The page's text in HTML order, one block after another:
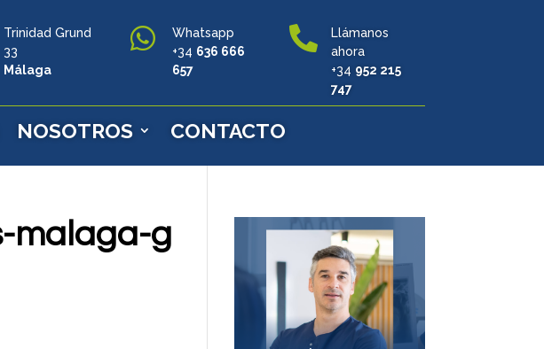
Trinidad Grund
33
Málaga

Whatsapp
+34 636 666
657

Llámanos
ahora
+34 952 215
747
NOSOTROS CONTACTO
malaga-g